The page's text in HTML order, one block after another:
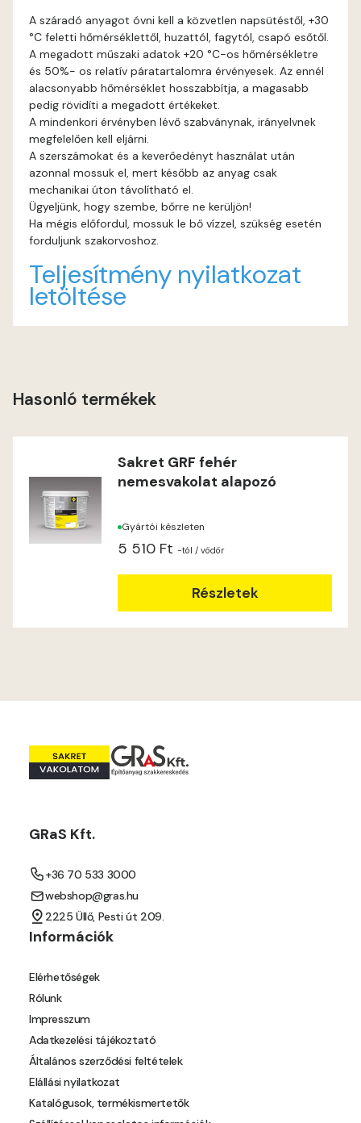
Fir C
Gecco-green B
Gecco-green C
Gecco-green D
Gold-yellow B
Graphit B
Grass-green B
Lilac A
Magnolia A
Magnolia B
Mandarin C
Mango C
Pheasant-brown B
A száradó anyagot óvni kell a közvetlen napsütéstől, +30
°C feletti hőmérséklettől, huzattól, fagytól, csapó esőtől.
A megadott műszaki adatok +20 °C-os hőmérsékletre
és 50%- os relatív páratartalomra érvényesek. Az ennél
alacsonyabb hőmérséklet hosszabbítja, a magasabb
pedig rövidíti a megadott értékeket.
A mindenkori érvényben lévő szabványnak, irányelvnek
megfelelően kell eljárni.
A szerszámokat és a keverőedényt használat után
azonnal mossuk el, mert később az anyag csak
mechanikai úton távolítható el.
Ügyeljünk, hogy szembe, bőrre ne kerüljön!
Ha mégis előfordul, mossuk le bő vízzel, szükség esetén
forduljunk szakorvoshoz.
Teljesítmény nyilatkozat
letöltése
Hasonló termékek
Sakret GRF fehér
nemesvakolat alapozó
Gyártói készleten
5 510 Ft -tól / vödör
Részletek
GRaS Kft.
+36 70 533 3000
webshop@gras.hu
2225 Üllő, Pesti út 209.
Információk
Elérhetőségek
Rólunk
Impresszum
Adatkezelési tájékoztató
Általános szerződési feltételek
Elállási nyilatkozat
Katalógusok, termékismertetők